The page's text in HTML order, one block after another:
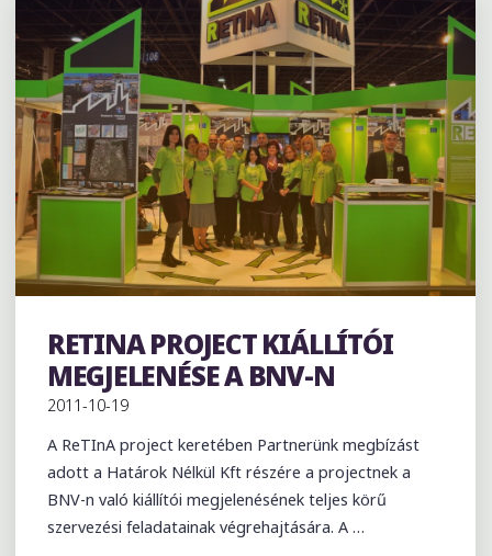
Kiállítás Referenciák
RETINA PROJECT KIÁLLÍTÓI
MEGJELENÉSE A BNV-N
2011-10-19
A ReTInA project keretében Partnerünk megbízást
adott a Határok Nélkül Kft részére a projectnek a
BNV-n való kiállítói megjelenésének teljes körű
szervezési feladatainak végrehajtására. A …